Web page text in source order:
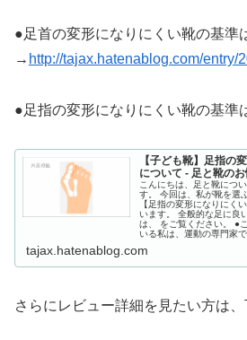
●足首の変形になりにくい靴の基準
→ http://tajax.hatenablog.com/entry/
●足指の変形になりにくい靴の基準
【子ども靴】足指の
について - 足と靴の
こんにちは、足と靴につ
す。 今回は、私が靴を選
【足指の変形になりにく
います。 全般的な足に良
は、 をご覧ください。 ●
いる私は、運動の専門家
tajax.hatenablog.com
さらにレビュー詳細を見たい方は、